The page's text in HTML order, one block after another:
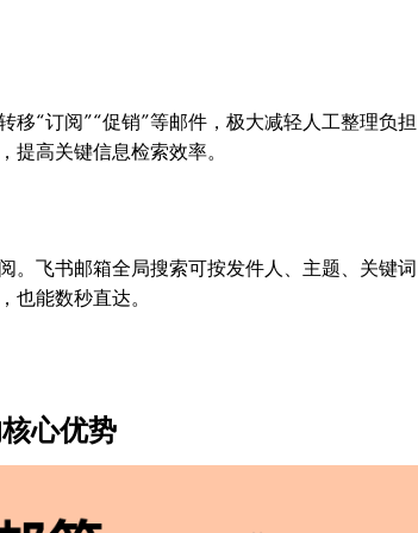
移“订阅”“促销”等邮件，极大减轻人工整理负
提高关键信息检索效率。
。飞书邮箱全局搜索可按发件人、主题、关键
也能数秒直达。
心优势